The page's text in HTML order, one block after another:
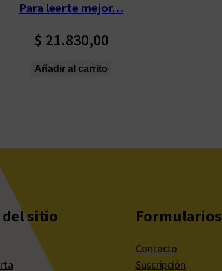
Para leerte mejor…
$ 21.830,00
Añadir al carrito
del sitio Formularios
Contacto
Suscripción